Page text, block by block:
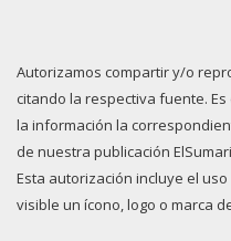
Autorizamos compartir y/o
citando la respectiva fuente.
la información la
de nuestra publicación
Esta autorización incluye el
visible un ícono, logo o marca